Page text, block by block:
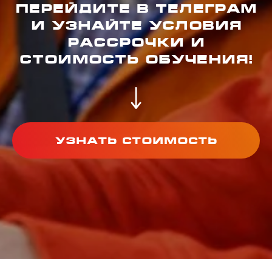
Перейдите в Телеграм
и узнайте условия
рассрочки и
стоимость обучения!
Узнать стоимость
Категория B